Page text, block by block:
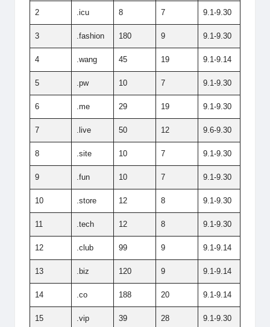
2 .icu 8 7 9.1-9.30
3 .fashion 180 9 9.1-9.30
4 .wang 45 19 9.1-9.14
5 .pw 10 7 9.1-9.30
6 .me 29 19 9.1-9.30
7 .live 50 12 9.6-9.30
8 .site 10 7 9.1-9.30
9 .fun 10 7 9.1-9.30
10 .store 12 8 9.1-9.30
11 .tech 12 8 9.1-9.30
12 .club 99 9 9.1-9.14
13 .biz 120 9 9.1-9.14
14 .co 188 20 9.1-9.14
15 .vip 39 28 9.1-9.30